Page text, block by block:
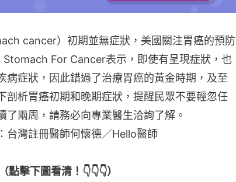
cancer）初期並無症狀，美國關注胃癌的預防
For Cancer表示，即使有呈現症狀，也
病症狀，因此錯過了治療胃癌的黃金時期，及至
剖析胃癌初期和晚期症狀，提醒民眾不要輕忽任
了兩周，請務必向專業醫生洽詢了解。
灣註冊醫師何懷德／Hello醫師
擊下圖看清！👇👇👇）